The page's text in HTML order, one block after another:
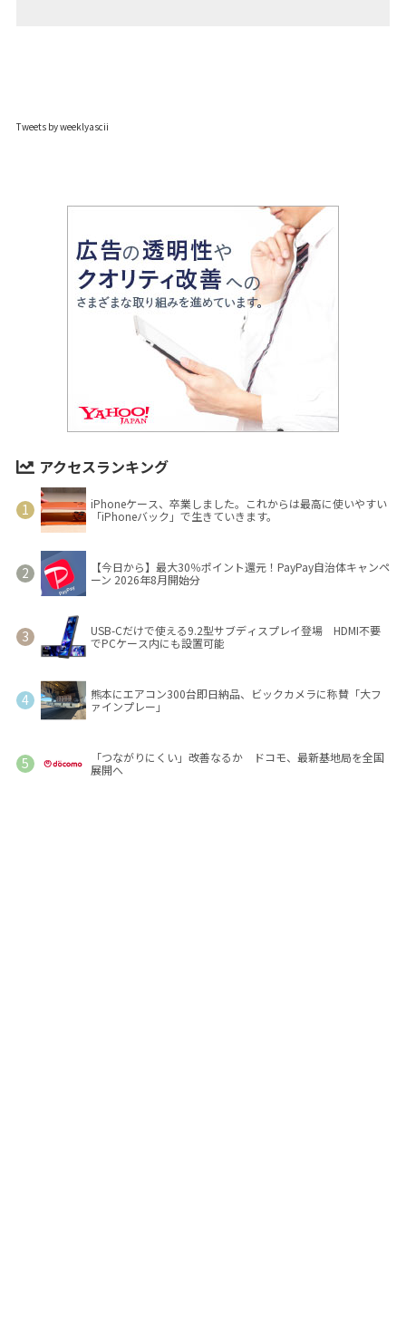
Tweets by weeklyascii
アクセスランキング
iPhoneケース、卒業しました。これからは最高に使いやすい
「iPhoneバック」で生きていきます。
【今日から】最大30％ポイント還元！PayPay自治体キャンペ
ーン 2026年8月開始分
USB-Cだけで使える9.2型サブディスプレイ登場 HDMI不要
でPCケース内にも設置可能
熊本にエアコン300台即日納品、ビックカメラに称賛「大フ
ァインプレー」
「つながりにくい」改善なるか ドコモ、最新基地局を全国
展開へ